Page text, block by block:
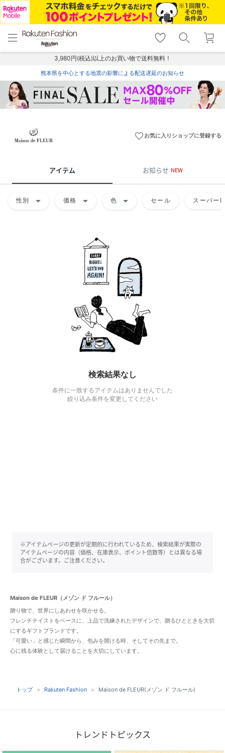
menu home
トップ
shopping_cart lock_outline
ログイン
3,980円(税込)以上のお買い物で送料無料！
熊本県を中心とする地震の影響による配送遅延のお知らせ
favorite_borderお気に入りショップに登録する
アイテム お知らせ NEW
性別 arrow_drop_down 価格 arrow_drop_down 色 arrow_drop_down セール スーパー
検索結果なし
条件に一致するアイテムはありませんでした
絞り込み条件を変更してください
※アイテムページの更新が定期的に行われているため、検索結果が実際の
アイテムページの内容（価格、在庫表示、ポイント倍数等）とは異なる場
合がございます。ご注意ください。
Maison de FLEUR（メゾン ド フルール）
贈り物で、世界にしあわせを咲かせる。
フレンチテイストをベースに、上品で洗練されたデザインで、贈るひとときを大切
にするギフトブランドです。
「可愛い」と感じた瞬間から、包みを開ける時、そしてその先まで。
心に残る体験として届けることを大切にしています。
トップ Rakuten Fashion Maison de FLEUR(メゾン ド フルール)
トレンドトピックス